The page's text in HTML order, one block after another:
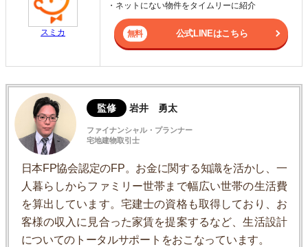
スミカ
・ネットにない物件をタイムリーに紹介
公式LINEはこちら
監修 岩井 勇太
ファイナンシャル・プランナー
宅地建物取引士
日本FP協会認定のFP。お金に関する知識を活かし、一
人暮らしからファミリー世帯まで幅広い世帯の生活費
を算出しています。宅建士の資格も取得しており、お
客様の収入に見合った家賃を提案するなど、生活設計
についてのトータルサポートをおこなっています。